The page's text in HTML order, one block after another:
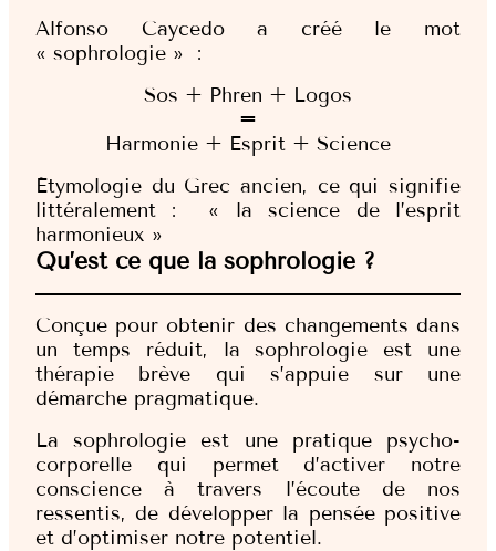
Alfonso Caycedo a créé le mot
« sophrologie » :
Sos + Phren + Logos
=
Harmonie + Esprit + Science
Étymologie du Grec ancien, ce qui signifie
littéralement : « la science de l’esprit
harmonieux »
Qu’est ce que la sophrologie ?
Conçue pour obtenir des changements dans
un temps réduit, la sophrologie est une
thérapie brève qui s’appuie sur une
démarche pragmatique.
La sophrologie est une pratique psycho-
corporelle qui permet d’activer notre
conscience à travers l’écoute de nos
ressentis, de développer la pensée positive
et d’optimiser notre potentiel.